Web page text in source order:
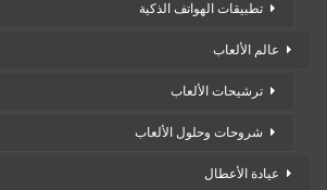
تطبيقات الهواتف الذكية
عالم الألعاب
ترشيحات الألعاب
شروحات وحلول الألعاب
عيادة الأعطال